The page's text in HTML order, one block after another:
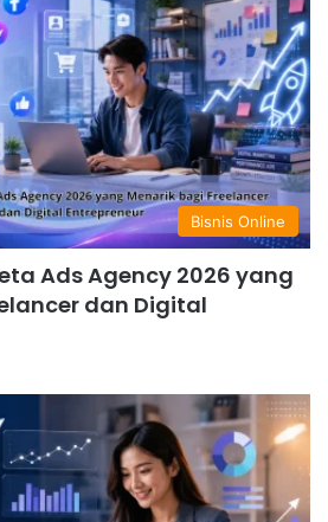
Bisnis Online
Ads Agency 2026 yang
dan Digital